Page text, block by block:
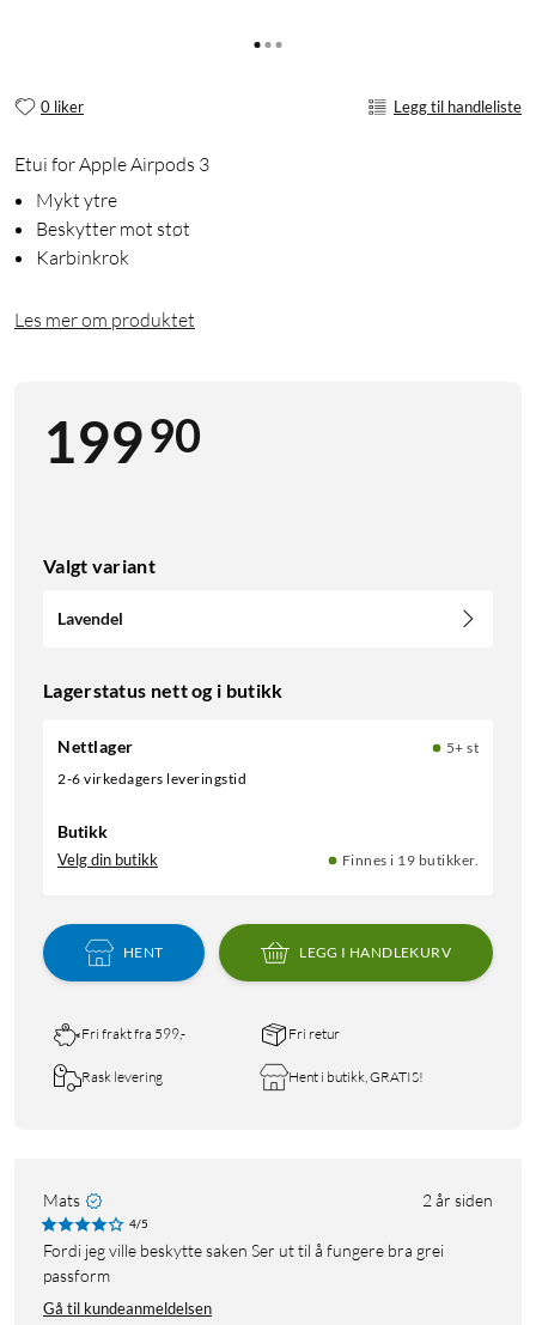
0 liker Legg til handleliste
Etui for Apple Airpods 3
Mykt ytre
Beskytter mot støt
Karbinkrok
Les mer om produktet
19990
Valgt variant
Lavendel
Lagerstatus nett og i butikk
Nettlager
5+ st
2-6 virkedagers leveringstid
Butikk
Velg din butikk Finnes i 19 butikker.
HENT LEGG I HANDLEKURV
Fri frakt fra 599,- Fri retur
Rask levering Hent i butikk, GRATIS!
Mats 2 år siden
4/5
Fordi jeg ville beskytte saken Ser ut til å fungere bra grei
passform
Gå til kundeanmeldelsen